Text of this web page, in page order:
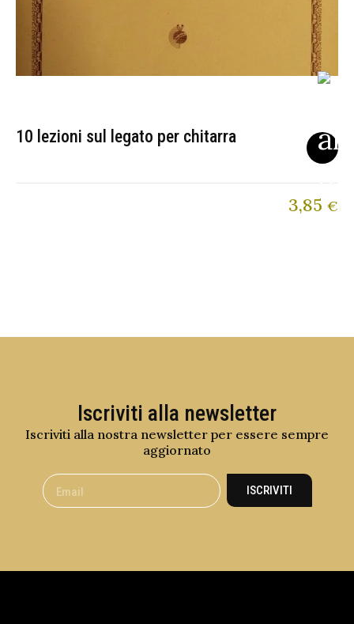
10 lezioni sul legato per chitarra
3,85 €
Iscriviti alla newsletter
Iscriviti alla nostra newsletter per essere sempre
aggiornato
ISCRIVITI